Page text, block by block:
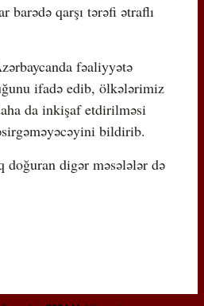
barədə qarşı tərəfi ətraflı
fəaliyyətə
ifadə edib, ölkələrimiz
da inkişaf etdirilməsi
bildirib.
doğuran digər məsələlər də